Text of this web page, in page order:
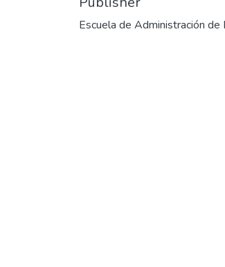
Escuela de Administración de